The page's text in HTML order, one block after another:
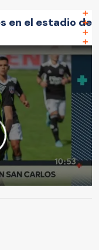
en el estadio de